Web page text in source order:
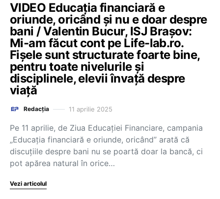
VIDEO Educația financiară e
oriunde, oricând și nu e doar despre
bani / Valentin Bucur, ISJ Brașov:
Mi-am făcut cont pe Life-lab.ro.
Fișele sunt structurate foarte bine,
pentru toate nivelurile și
disciplinele, elevii învață despre
viață
Redacția 11 aprilie 2025
Pe 11 aprilie, de Ziua Educației Financiare, campania
„Educația financiară e oriunde, oricând” arată că
discuțiile despre bani nu se poartă doar la bancă, ci
pot apărea natural în orice…
Vezi articolul